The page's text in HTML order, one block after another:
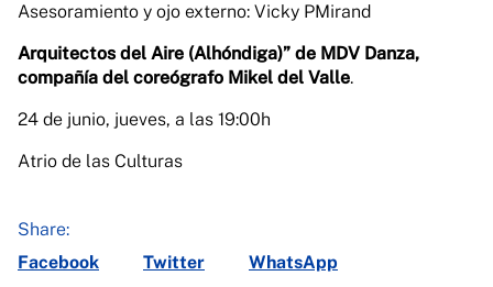
Asesoramiento y ojo externo: Vicky PMirand
Arquitectos del Aire (Alhóndiga)” de MDV Danza,
compañía del coreógrafo Mikel del Valle.
24 de junio, jueves, a las 19:00h
Atrio de las Culturas
Share:
Facebook
Twitter WhatsApp